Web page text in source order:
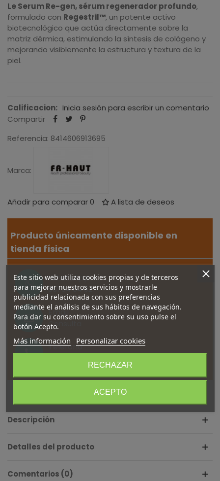
Le Serum Re-gen, sérum regenerador profundo,
formulado con Regestril™, un potente activo
biotecnológico que actúa directamente sobre la
matriz dérmica, estimulando la síntesis de colágeno y
mejorando visiblemente la estructura y textura de la
piel.
Calificacion: Inicia sesión para escribir un comentario
Compartir
Referencia: 8414606913695
Marca:
Añadir para comparar0 A lista de deseos
Producto únicamente disponible en
tienda física
WhatsApp
601 34 84 92
Email
Consulta
Teléfono
Descripción
Detalles del producto
Comentarios (0)
Este sitio web utiliza cookies propias y de terceros
para mejorar nuestros servicios y mostrarle
publicidad relacionada con sus preferencias
mediante el análisis de sus hábitos de navegación.
Para dar su consentimiento sobre su uso pulse el
botón Acepto.
Más información Personalizar cookies
RECHAZAR
ACEPTO